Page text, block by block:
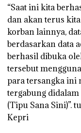
“Saat ini kita
dan akan terus
korban lainnya,
berdasarkan data
berhasil dibuka
tersebut
para tersangka ini
tergabung
(Tipu Sana Sini)”.
Kepri